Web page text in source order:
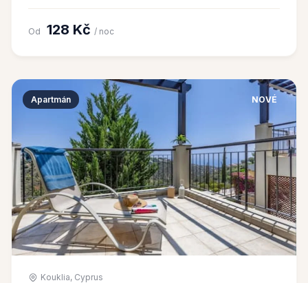
Od 128 Kč / noc
Apartmán NOVÉ
Kouklia, Cyprus